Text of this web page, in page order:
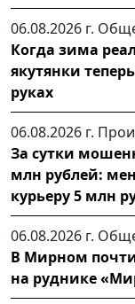
06.08.2026 г.
Когда зима
якутянки
руках
06.08.2026 г.
За сутки
млн рублей:
курьеру 5 млн
06.08.2026 г.
В Мирном
на руднике